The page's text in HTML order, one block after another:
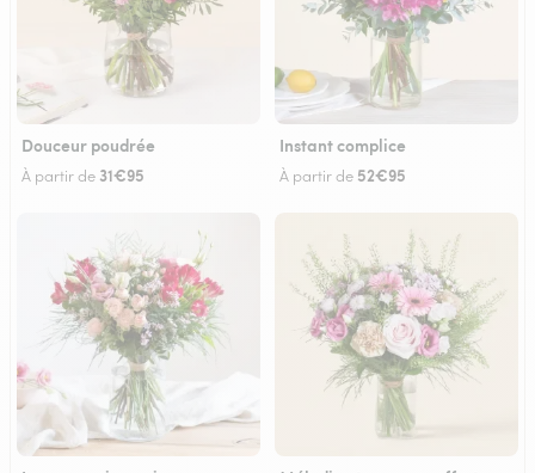
Douceur poudrée
À partir de 31€95
Instant complice
À partir de 52€95